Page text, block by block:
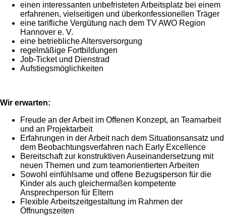
einen interessanten unbefristeten Arbeitsplatz bei einem
erfahrenen, vielseitigen und überkonfessionellen Träger
eine tarifliche Vergütung nach dem TV AWO Region
Hannover e. V.
eine betriebliche Altersversorgung
regelmäßige Fortbildungen
Job-Ticket und Dienstrad
Aufstiegsmöglichkeiten
Wir erwarten:
Freude an der Arbeit im Offenen Konzept, an Teamarbeit
und an Projektarbeit
Erfahrungen in der Arbeit nach dem Situationsansatz und
dem Beobachtungsverfahren nach Early Excellence
Bereitschaft zur konstruktiven Auseinandersetzung mit
neuen Themen und zum teamorientierten Arbeiten
Sowohl einfühlsame und offene Bezugsperson für die
Kinder als auch gleichermaßen kompetente
Ansprechperson für Eltern
Flexible Arbeitszeitgestaltung im Rahmen der
Öffnungszeiten